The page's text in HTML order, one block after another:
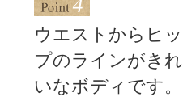
ウエストからヒッ
プのラインがきれ
いなボディです。